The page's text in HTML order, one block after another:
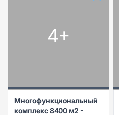
4+
Многофункциональный
комплекс 8400 м2 -